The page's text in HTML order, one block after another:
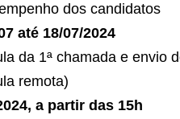
dos candidatos
até 18/07/2024
da 1ª chamada e envio
remota)
a partir das 15h